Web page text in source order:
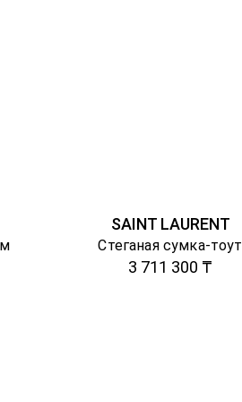
SAINT LAURENT
Стеганая сумка-тоут
3 711 300 ₸